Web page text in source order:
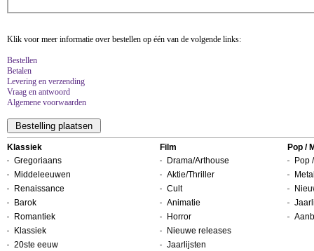
Klik voor meer informatie over bestellen op één van de volgende links:
Bestellen
Betalen
Levering en verzending
Vraag en antwoord
Algemene voorwaarden
Klassiek
Gregoriaans
Middeleeuwen
Renaissance
Barok
Romantiek
Klassiek
20ste eeuw
Film
Drama/Arthouse
Aktie/Thriller
Cult
Animatie
Horror
Nieuwe releases
Jaarlijsten
Pop /
Pop